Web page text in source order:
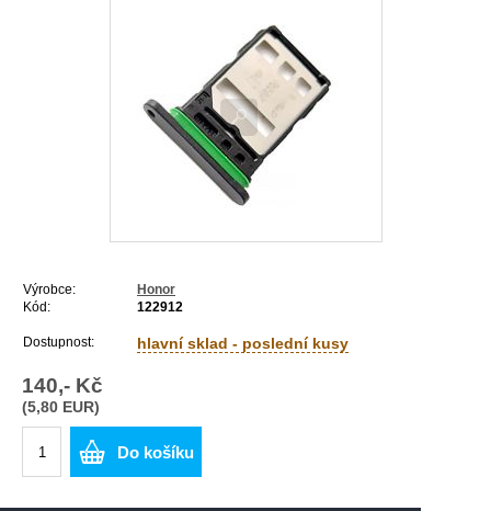
Výrobce:
Honor
Kód:
122912
Dostupnost: hlavní sklad - poslední kusy
140,- Kč
(5,80 EUR)
Do košíku